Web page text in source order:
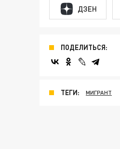
ДЗЕН
ПОДЕЛИТЬСЯ:
ТЕГИ: МИГРАНТ